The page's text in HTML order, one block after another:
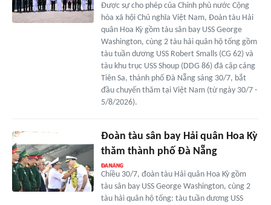
Được sự cho phép của Chính phủ nước Cộng
hòa xã hội Chủ nghĩa Việt Nam, Đoàn tàu Hải
quân Hoa Kỳ gồm tàu sân bay USS George
Washington, cùng 2 tàu hải quân hộ tống gồm
tàu tuần dương USS Robert Smalls (CG 62) và
tàu khu trục USS Shoup (DDG 86) đã cập cảng
Tiên Sa, thành phố Đà Nẵng sáng 30/7, bắt
đầu chuyến thăm tại Việt Nam (từ ngày 30/7 -
5/8/2026).
Đoàn tàu sân bay Hải quân Hoa Kỳ
thăm thành phố Đà Nẵng
Chiều 30/7, đoàn tàu Hải quân Hoa Kỳ gồm
tàu sân bay USS George Washington, cùng 2
tàu hải quân hộ tống: tàu tuần dương USS